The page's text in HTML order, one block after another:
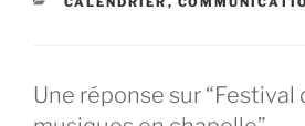
Une réponse sur